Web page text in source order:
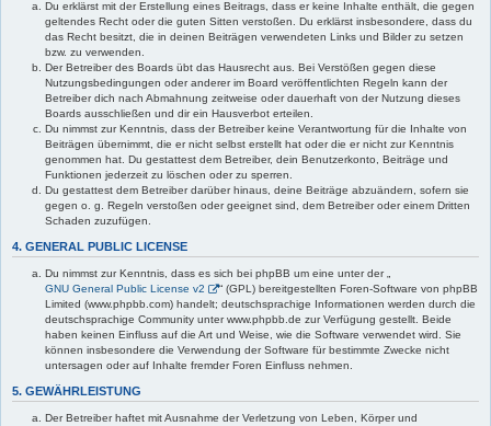
Du erklärst mit der Erstellung eines Beitrags, dass er keine Inhalte enthält, die gegen
geltendes Recht oder die guten Sitten verstoßen. Du erklärst insbesondere, dass du
das Recht besitzt, die in deinen Beiträgen verwendeten Links und Bilder zu setzen
bzw. zu verwenden.
Der Betreiber des Boards übt das Hausrecht aus. Bei Verstößen gegen diese
Nutzungsbedingungen oder anderer im Board veröffentlichten Regeln kann der
Betreiber dich nach Abmahnung zeitweise oder dauerhaft von der Nutzung dieses
Boards ausschließen und dir ein Hausverbot erteilen.
Du nimmst zur Kenntnis, dass der Betreiber keine Verantwortung für die Inhalte von
Beiträgen übernimmt, die er nicht selbst erstellt hat oder die er nicht zur Kenntnis
genommen hat. Du gestattest dem Betreiber, dein Benutzerkonto, Beiträge und
Funktionen jederzeit zu löschen oder zu sperren.
Du gestattest dem Betreiber darüber hinaus, deine Beiträge abzuändern, sofern sie
gegen o. g. Regeln verstoßen oder geeignet sind, dem Betreiber oder einem Dritten
Schaden zuzufügen.
4. GENERAL PUBLIC LICENSE
Du nimmst zur Kenntnis, dass es sich bei phpBB um eine unter der „
GNU General Public License v2
“ (GPL) bereitgestellten Foren-Software von phpBB
Limited (www.phpbb.com) handelt; deutschsprachige Informationen werden durch die
deutschsprachige Community unter www.phpbb.de zur Verfügung gestellt. Beide
haben keinen Einfluss auf die Art und Weise, wie die Software verwendet wird. Sie
können insbesondere die Verwendung der Software für bestimmte Zwecke nicht
untersagen oder auf Inhalte fremder Foren Einfluss nehmen.
5. GEWÄHRLEISTUNG
Der Betreiber haftet mit Ausnahme der Verletzung von Leben, Körper und